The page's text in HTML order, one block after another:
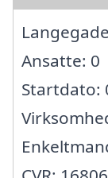
Ansatte: 0
Startdato: